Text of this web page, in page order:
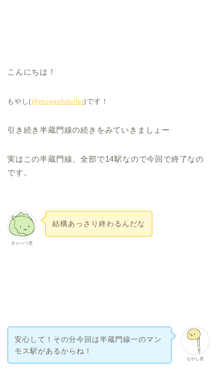
こんにちは！
もやし(@moyashitoilet)です！
引き続き半蔵門線の続きをみていきましょー
実はこの半蔵門線、全部で14駅なので今回で終了なの
です。
きゃべつ君
結構あっさり終わるんだな
もやし君
安心して！その分今回は半蔵門線一のマン
モス駅があるからね！